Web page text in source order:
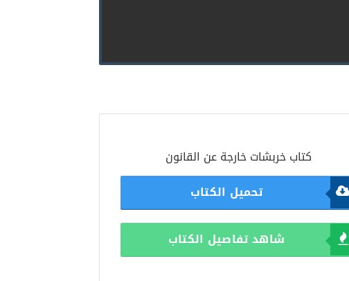
كتاب خربشات خارجة عن القانون
تحميل الكتاب
شاهد تفاصيل الكتاب